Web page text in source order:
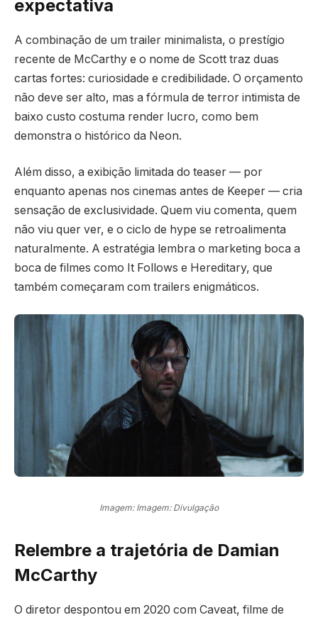
expectativa
A combinação de um trailer minimalista, o prestígio
recente de McCarthy e o nome de Scott traz duas
cartas fortes: curiosidade e credibilidade. O orçamento
não deve ser alto, mas a fórmula de terror intimista de
baixo custo costuma render lucro, como bem
demonstra o histórico da Neon.
Além disso, a exibição limitada do teaser — por
enquanto apenas nos cinemas antes de Keeper — cria
sensação de exclusividade. Quem viu comenta, quem
não viu quer ver, e o ciclo de hype se retroalimenta
naturalmente. A estratégia lembra o marketing boca a
boca de filmes como It Follows e Hereditary, que
também começaram com trailers enigmáticos.
Imagem: Imagem: Divulgação
Relembre a trajetória de Damian
McCarthy
O diretor despontou em 2020 com Caveat, filme de